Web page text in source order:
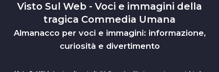
Visto Sul Web - Voci e immagini della
tragica Commedia Umana
Almanacco per voci e immagini: informazione,
curiosità e divertimento